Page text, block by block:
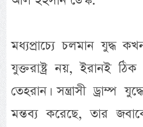
মধ্যপ্রাচ্যে চলমান যুদ্ধ
যুক্তরাষ্ট্র নয়, ইরানই
তেহরান। সন্ত্রাসী ড্রাম্প
মন্তব্য করেছে, তার